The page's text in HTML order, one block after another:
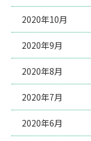
2020年10月
2020年9月
2020年8月
2020年7月
2020年6月